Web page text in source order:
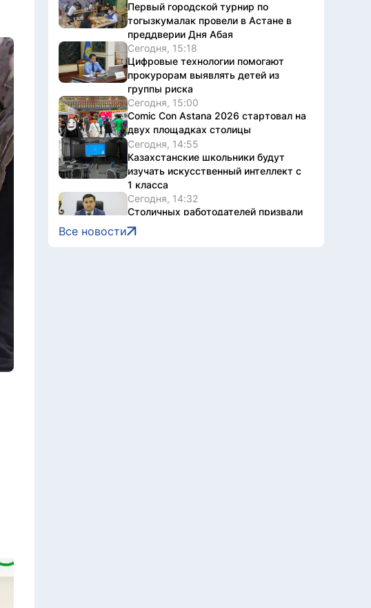
Первый городской турнир по
тогызкумалак провели в Астане в
преддверии Дня Абая
Сегодня, 15:18
Цифровые технологии помогают
прокурорам выявлять детей из
группы риска
Сегодня, 15:00
Comic Con Astana 2026 стартовал на
двух площадках столицы
Сегодня, 14:55
Казахстанские школьники будут
изучать искусственный интеллект с
1 класса
Сегодня, 14:32
Столичных работодателей призвали
активнее заключать коллективные
договоры
Все новости